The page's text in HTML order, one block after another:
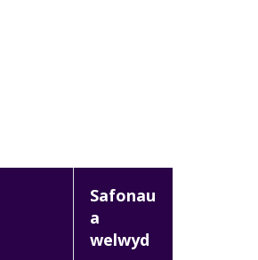
Safonau
a
welwyd